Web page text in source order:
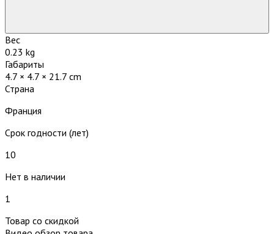
Вес
0.23 kg
Габариты
4.7 × 4.7 × 21.7 cm
Страна
Франция
Срок годности (лет)
10
Нет в наличии
1
Товар со скидкой